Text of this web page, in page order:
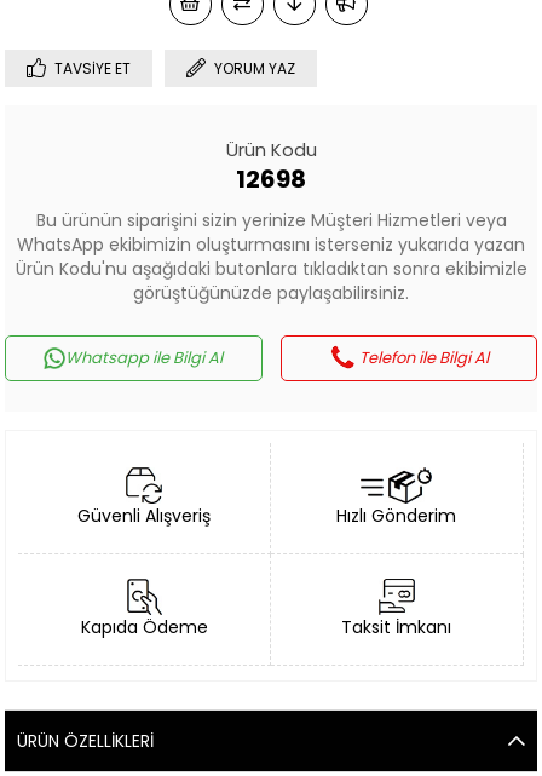
TAVSIYE ET YORUM YAZ
Ürün Kodu
12698
Bu ürünün siparişini sizin yerinize Müşteri Hizmetleri veya
WhatsApp ekibimizin oluşturmasını isterseniz yukarıda yazan
Ürün Kodu'nu aşağıdaki butonlara tıkladıktan sonra ekibimizle
görüştüğünüzde paylaşabilirsiniz.
Whatsapp ile Bilgi Al Telefon ile Bilgi Al
Güvenli Alışveriş Hızlı Gönderim
Kapıda Ödeme Taksit İmkanı
ÜRÜN ÖZELLIKLERI